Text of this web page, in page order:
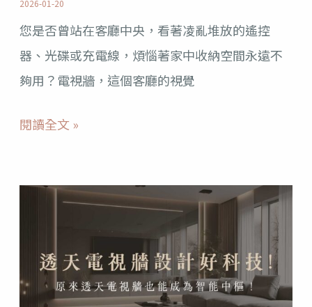
2026-01-20
您是否曾站在客廳中央，看著凌亂堆放的遙控
器、光碟或充電線，煩惱著家中收納空間永遠不
夠用？電視牆，這個客廳的視覺
何
兼
顧
學
閱讀全文 »
牆